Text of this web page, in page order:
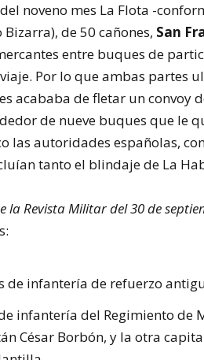
noveno mes La Flota -
Bizarra), de 50 cañones, San
entre buques de
Por lo que ambas partes
acababa de fletar un convoy
de nueve buques que le
las autoridades españolas,
tanto el blindaje de La
la Revista Militar del 30 de
de infantería de refuerzo
infantería del Regimiento de
César Borbón, y la otra